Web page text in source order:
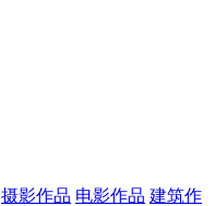
摄影作品 电影作品 建筑作